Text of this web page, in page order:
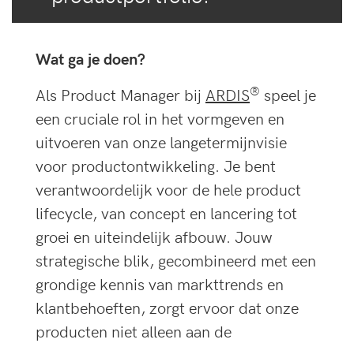
Wat ga je doen?
Als Product Manager bij ARDIS® speel je
een cruciale rol in het vormgeven en
uitvoeren van onze langetermijnvisie
voor productontwikkeling. Je bent
verantwoordelijk voor de hele product
lifecycle, van concept en lancering tot
groei en uiteindelijk afbouw. Jouw
strategische blik, gecombineerd met een
grondige kennis van markttrends en
klantbehoeften, zorgt ervoor dat onze
producten niet alleen aan de